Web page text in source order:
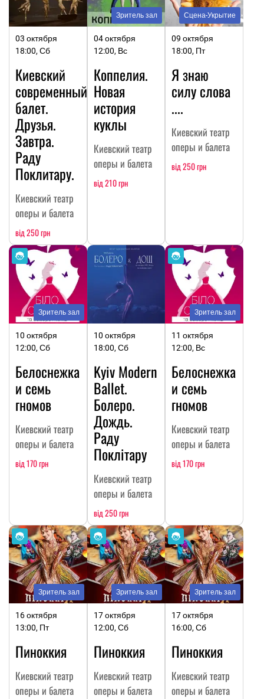
03 октября
18:00, Сб
Киевский
современный
балет.
Друзья.
Завтра.
Раду
Поклитару.
Киевский театр
оперы и балета
від 250 грн
Зритель зал
04 октября
12:00, Вс
Коппелия.
Новая
история
куклы
Киевский театр
оперы и балета
від 210 грн
Сцена-Укрытие
09 октября
18:00, Пт
Я знаю
силу слова
....
Киевский театр
оперы и балета
від 250 грн
Зритель зал
10 октября
12:00, Сб
Белоснежка
и семь
гномов
Киевский театр
оперы и балета
від 170 грн
10 октября
18:00, Сб
Kyiv Modern
Ballet.
Болеро.
Дождь.
Раду
Поклітару
Киевский театр
оперы и балета
від 250 грн
Зритель зал
11 октября
12:00, Вс
Белоснежка
и семь
гномов
Киевский театр
оперы и балета
від 170 грн
Зритель зал
16 октября
13:00, Пт
Пиноккия
Киевский театр
оперы и балета
Зритель зал
17 октября
12:00, Сб
Пиноккия
Киевский театр
оперы и балета
Зритель зал
17 октября
16:00, Сб
Пиноккия
Киевский театр
оперы и балета